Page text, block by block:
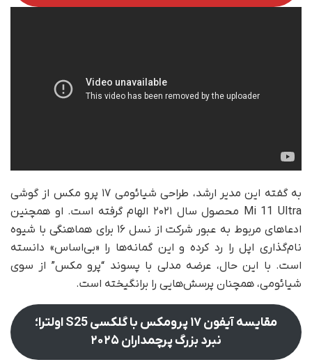
به گفته این مدیر ارشد، طراحی شیائومی ۱۷ پرو مکس از گوشی
Mi 11 Ultra محصول سال ۲۰۲۱ الهام گرفته است. او همچنین
ادعاهای مربوط به عبور شرکت از نسل ۱۶ برای هماهنگی با شیوه
نام‌گذاری اپل را رد کرده و این گمانه‌ها را «بی‌اساس» دانسته
است. با این حال، عرضه مدلی با پسوند “پرو مکس” از سوی
شیائومی، همچنان پرسش‌هایی را برانگیخته است.
مقایسه آیفون ۱۷ پرومکس با گلکسی S25 اولترا؛
نبرد بزرگ پرچمداران ۲۰۲۵